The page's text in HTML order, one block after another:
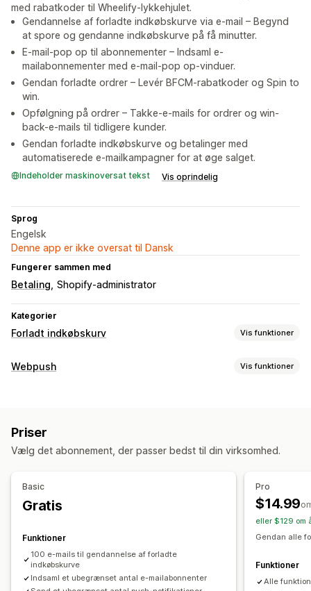
med rabatkoder til Wheelify-lykkehjulet.
Gendannelse af forladte indkøbskurve via e-mail – Begynd
at spore og gendanne indkøbskurve på få minutter.
E-mail-pop op til abonnementer – Indsaml e-
mailabonnementer med e-mail-pop op-vinduer.
Gendan forladte ordrer – Levér BFCM-rabatkoder og Spin to
win.
Opfølgning på ordrer – Takke-e-mails for ordrer og win-
back-e-mails til tidligere kunder.
Gendan forladte indkøbskurve og betalinger med
automatiserede e-mailkampagner for at øge salget.
Indeholder maskinoversat tekst Vis oprindelig
Sprog
Engelsk
Denne app er ikke oversat til Dansk
Fungerer sammen med
Betaling Shopify-administrator
Kategorier
Forladt indkøbskurv Vis funktioner
Gendannelse af indkøbskurv
Visningsindstillinger
Udløsere
Webpush Vis funktioner
Påmindelser
Priser
Vælg det abonnement, der passer bedst til din virksomhed.
Basic
Gratis
Funktioner
100 e-mails til gendannelse af forladte
indkøbskurve
Indsaml et ubegrænset antal e-mailabonnenter
Pro
$14.99
eller $129 om
Gendan alle
Funktioner
Alle